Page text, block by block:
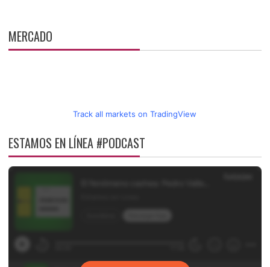
MERCADO
Track all markets on TradingView
ESTAMOS EN LÍNEA #PODCAST